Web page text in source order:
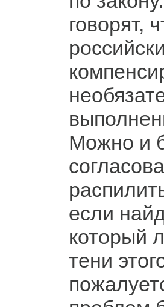
говорят,
Можно и
если
который
тени